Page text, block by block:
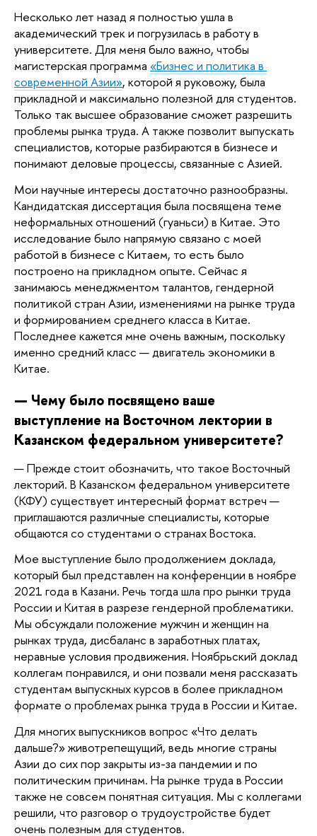
Несколько лет назад я полностью ушла в
академический трек и погрузилась в работу в
университете. Для меня было важно, чтобы
магистерская программа «Бизнес и политика в
современной Азии», которой я руковожу, была
прикладной и максимально полезной для студентов.
Только так высшее образование сможет разрешить
проблемы рынка труда. А также позволит выпускать
специалистов, которые разбираются в бизнесе и
понимают деловые процессы, связанные с Азией.
Мои научные интересы достаточно разнообразны.
Кандидатская диссертация была посвящена теме
неформальных отношений (гуаньси) в Китае. Это
исследование было напрямую связано с моей
работой в бизнесе с Китаем, то есть было
построено на прикладном опыте. Сейчас я
занимаюсь менеджментом талантов, гендерной
политикой стран Азии, изменениями на рынке труда
и формированием среднего класса в Китае.
Последнее кажется мне очень важным, поскольку
именно средний класс — двигатель экономики в
Китае.
— Чему было посвящено ваше
выступление на Восточном лектории в
Казанском федеральном университете?
— Прежде стоит обозначить, что такое Восточный
лекторий. В Казанском федеральном университете
(КФУ) существует интересный формат встреч —
приглашаются различные специалисты, которые
общаются со студентами о странах Востока.
Мое выступление было продолжением доклада,
который был представлен на конференции в ноябре
2021 года в Казани. Речь тогда шла про рынки труда
России и Китая в разрезе гендерной проблематики.
Мы обсуждали положение мужчин и женщин на
рынках труда, дисбаланс в заработных платах,
неравные условия продвижения. Ноябрьский доклад
коллегам понравился, и они позвали меня рассказать
студентам выпускных курсов в более прикладном
формате о проблемах рынка труда в России и Китае.
Для многих выпускников вопрос «Что делать
дальше?» животрепещущий, ведь многие страны
Азии до сих пор закрыты из-за пандемии и по
политическим причинам. На рынке труда в России
также не совсем понятная ситуация. Мы с коллегами
решили, что разговор о трудоустройстве будет
очень полезным для студентов.